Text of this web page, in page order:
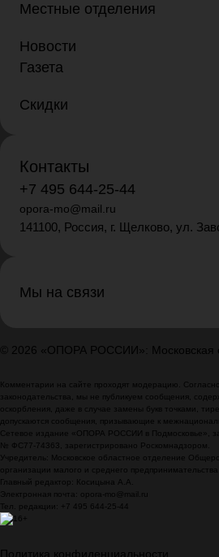
Местные отделения
Новости
Газета
Скидки
Контакты
+7 495 644-25-44
opora-mo@mail.ru
141100, Россия, г. Щелково, ул.
Мы на связи
© 2026 «ОПОРА РОССИИ»: Московская
Комментарии на сайте проходят модерацию.
законодательства, мы не публикуем сообщения,
оскорбления, даже в случае замены букв точками,
допускаются сообщения, призывающие к
Сетевое издание «ОПОРА РОССИИ в Подмосковье»,
№ ФС77-74363, зарегистрировано Роскомнадзором.
Учредитель: Московское областное отделение
организации малого и среднего
Главный редактор: Косицына А.А.
Электронная почта: opora-mo@mail.ru
Тел. редакции: +7 495 644-25-44
Политика конфиденциальности